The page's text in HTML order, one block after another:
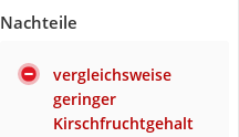
Nachteile
vergleichsweise
geringer
Kirschfruchtgehalt